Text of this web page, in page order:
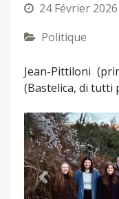
24 Février 2026
Politique
Jean-Pittiloni
(Bastelica, di tutti
Précédent